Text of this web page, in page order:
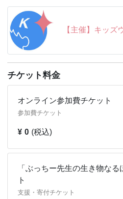
ちしております！
※1 「二十四節気（にじゅうし
ら使われる太陰太陽暦で、一年
四等分し、それぞれに季節の目
よく知られるものとしては、立
※2 生き物のコンディションに
大渕 希郷（おおぶち まさと）
ニケーター
1982年神戸市生まれ。京都大学
位取得退学した後、上野動物園
【主催】キッ
チケット料金
オンライン参加費チケット
参加費チケット
¥ 0 (税込)
「ぶっちー先生の生き物な
ト
支援・寄付チケット